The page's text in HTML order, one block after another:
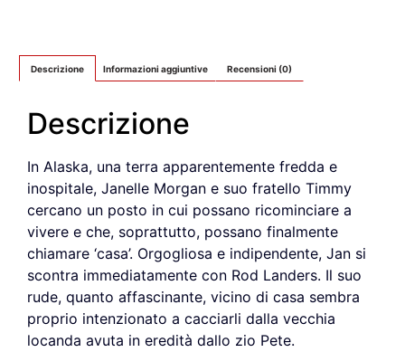
Descrizione Informazioni aggiuntive Recensioni (0)
Descrizione
In Alaska, una terra apparentemente fredda e
inospitale, Janelle Morgan e suo fratello Timmy
cercano un posto in cui possano ricominciare a
vivere e che, soprattutto, possano finalmente
chiamare ‘casa’. Orgogliosa e indipendente, Jan si
scontra immediatamente con Rod Landers. Il suo
rude, quanto affascinante, vicino di casa sembra
proprio intenzionato a cacciarli dalla vecchia
locanda avuta in eredità dallo zio Pete.